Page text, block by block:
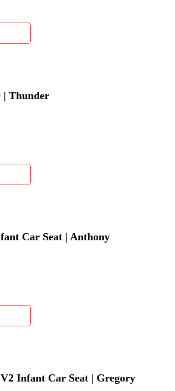
| Thunder
Car Seat | Anthony
Infant Car Seat | Gregory